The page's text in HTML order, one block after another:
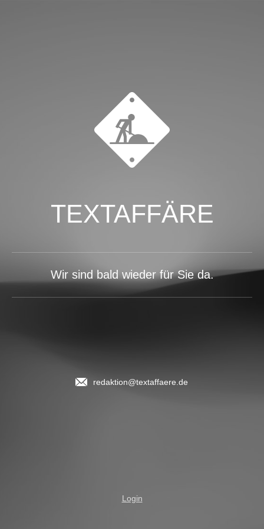
TEXTAFFÄRE
Wir sind bald wieder für Sie da.
redaktion@textaffaere.de
Login